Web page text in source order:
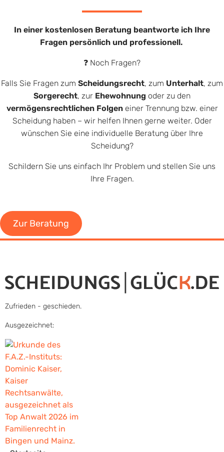
In einer kostenlosen Beratung beantworte ich Ihre
Fragen persönlich und professionell.
❓ Noch Fragen?
Falls Sie Fragen zum Scheidungsrecht, zum Unterhalt, zum
Sorgerecht, zur Ehewohnung oder zu den
vermögensrechtlichen Folgeneiner Trennung bzw. einer
Scheidung haben – wir helfen Ihnen gerne weiter. Oder
wünschen Sie eine individuelle Beratung über Ihre
Scheidung?
Schildern Sie uns einfach Ihr Problem und stellen Sie uns
Ihre Fragen.
Zur Beratung
Zufrieden - geschieden.
Ausgezeichnet: